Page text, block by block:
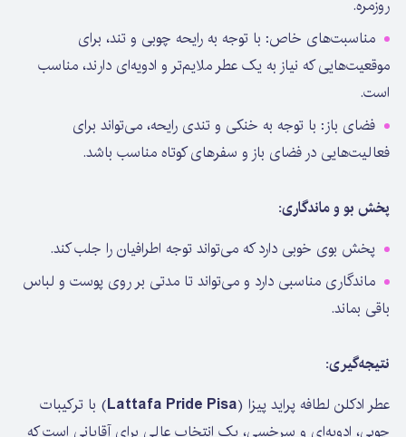
روزمره.
مناسبت‌های خاص: با توجه به رایحه چوبی و تند، برای
موقعیت‌هایی که نیاز به یک عطر ملایم‌تر و ادویه‌ای دارند، مناسب
است.
فضای باز: با توجه به خنکی و تندی رایحه، می‌تواند برای
فعالیت‌هایی در فضای باز و سفرهای کوتاه مناسب باشد.
پخش بو و ماندگاری:
پخش بوی خوبی دارد که می‌تواند توجه اطرافیان را جلب کند.
ماندگاری مناسبی دارد و می‌تواند تا مدتی بر روی پوست و لباس
باقی بماند.
نتیجه‌گیری:
عطر ادکلن لطافه پراید پیزا (Lattafa Pride Pisa) با ترکیبات